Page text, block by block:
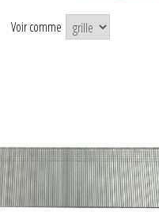
Voir comme